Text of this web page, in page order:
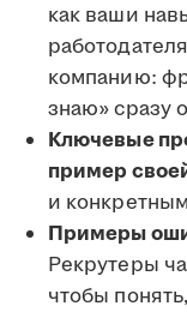
как ваши
компанию:
знаю» сразу
Ключевые
пример
и
Примеры
Рекрутеры
чтобы